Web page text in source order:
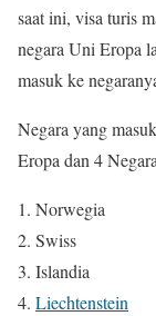
saat ini, visa turis
negara Uni Eropa
masuk ke
Negara yang
Eropa dan 4
Norwegia
Swiss
Islandia
Liechtenstein